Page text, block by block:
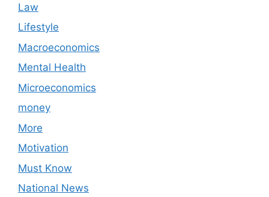
Law
Lifestyle
Macroeconomics
Mental Health
Microeconomics
money
More
Motivation
Must Know
National News